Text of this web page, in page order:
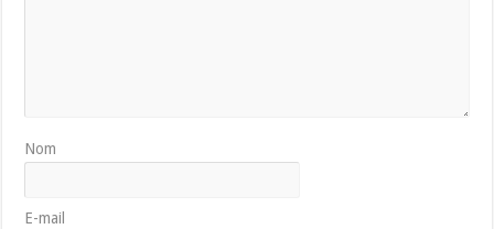
Nom
E-mail